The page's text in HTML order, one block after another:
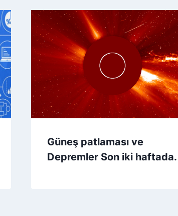
Güneş patlaması ve
Depremler Son iki haftada.